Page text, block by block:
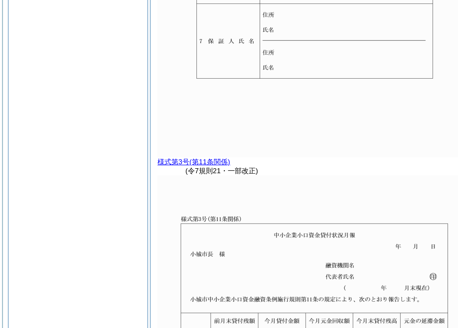
様式第3号(第11条関係)
(令7規則21・一部改正)